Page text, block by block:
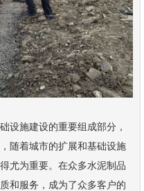
设施建设的重要组成部分，
随着城市的扩展和基础设施
尤为重要。在众多水泥制品
和服务，成为了众多客户的